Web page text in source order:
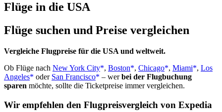
Flüge in die USA
Flüge suchen und Preise vergleichen
Vergleiche Flugpreise für die USA und weltweit.
Ob Flüge nach New York City , Boston , Chicago , Miami , Los
Angeles
oder San Francisco – werbei der Flugbuchung
sparen möchte, sollte die Ticketpreise immer vergleichen.
Wir empfehlen den Flugpreisvergleich von Expedia